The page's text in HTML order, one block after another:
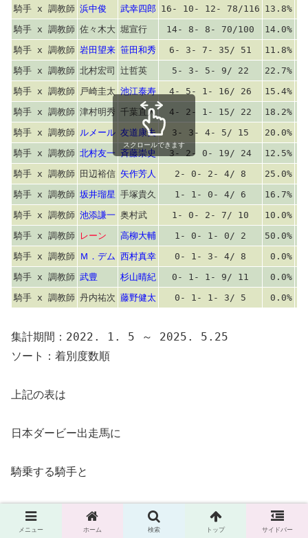
騎手 x 調教師 浜中俊 武幸四郎 16- 10- 12- 78/116 13.8%
騎手 x 調教師 佐々木大 堀宣行 14- 8- 8- 70/100 14.0%
騎手 x 調教師 岩田望来 笹田和秀 6- 3- 7- 35/ 51 11.8%
騎手 x 調教師 北村宏司 辻哲英 5- 3- 5- 9/ 22 22.7%
騎手 x 調教師
戸崎圭太 池江泰寿 4- 5- 1- 16/ 26 15.4%
騎手 x 調教師 津村明秀 千葉直人 4- 2- 1- 15/ 22 18.2%
騎手 x 調教師
ルメール 友道康夫 3- 3- 4- 5/ 15 20.0%
騎手 x 調教師 北村友一 斉藤崇史 3- 2- 0- 19/ 24 12.5%
騎手 x 調教師 田辺裕信 矢作芳人 2- 0- 2- 4/ 8 25.0%
騎手 x 調教師 坂井瑠星 手塚貴久 1- 1- 0- 4/ 6 16.7%
騎手 x 調教師 池添謙一 奥村武 1- 0- 2- 7/ 10 10.0%
騎手 x 調教師
レーン 高柳大輔 1- 0- 1- 0/ 2 50.0%
騎手 x 調教師
Ｍ．デム 西村真幸 0- 1- 3- 4/ 8 0.0%
騎手 x 調教師 武豊 杉山晴紀 0- 1- 1- 9/ 11 0.0%
騎手 x 調教師 丹内祐次 藤野健太 0- 1- 1- 3/ 5 0.0%
スクロールできます
集計期間：2022. 1. 5 ～ 2025. 5.25
ソート：着別度数順
上記の表は
日本ダービー出走馬に
騎乗する騎手と
調教師を組み合わせた
メニュー ホーム 検索 トップ サイドバー